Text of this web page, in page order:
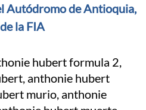
Autódromo de Antioquia,
la FIA